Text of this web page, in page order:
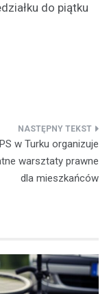
do piątku
w Turku organizuje
warsztaty prawne
dla mieszkańców